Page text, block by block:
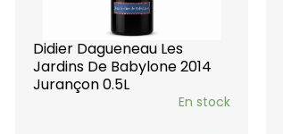
Didier Dagueneau Les
Jardins De Babylone 2014
Jurançon 0.5L
En stock